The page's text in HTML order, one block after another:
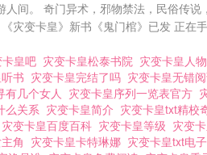
间。 奇门异术，邪物禁法，民俗传
变卡皇》新书《鬼门棺》已发 正在
皇吧 灾变卡皇松泰书院 灾变卡皇人
书 灾变卡皇完结了吗 灾变卡皇无错
有几个女人 灾变卡皇序列一览表官方
么关系 灾变卡皇简介 灾变卡皇txt精校
灾变卡皇百度百科 灾变卡皇等级 灾变
角 灾变卡皇卡特琳娜 灾变卡皇txt电